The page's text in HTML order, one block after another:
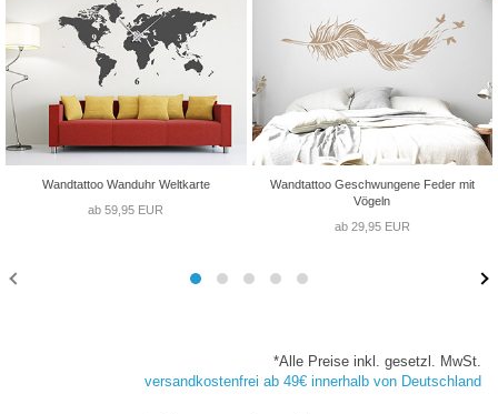
Wandtattoo Wanduhr Weltkarte
ab 59,95 EUR
Wandtattoo Geschwungene Feder mit
Vögeln
ab 29,95 EUR
*Alle Preise inkl. gesetzl. MwSt.
versandkostenfrei ab 49€ innerhalb von Deutschland